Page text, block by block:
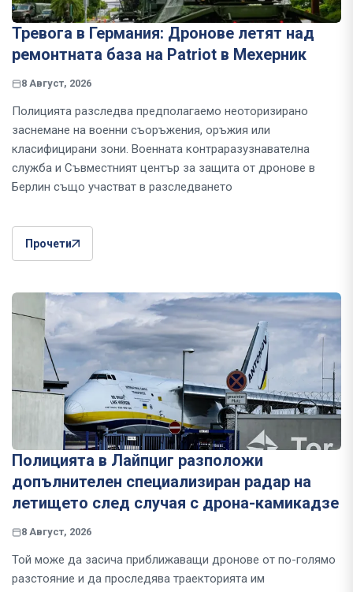
Тревога в Германия: Дронове летят над
ремонтната база на Patriot в Мехерник
8 Август, 2026
Полицията разследва предполагаемо неоторизирано
заснемане на военни съоръжения, оръжия или
класифицирани зони. Военната контраразузнавателна
служба и Съвместният център за защита от дронове в
Берлин също участват в разследването
Прочети
Полицията в Лайпциг разположи
допълнителен специализиран радар на
летището след случая с дрона-камикадзе
8 Август, 2026
Той може да засича приближаващи дронове от по-голямо
разстояние и да проследява траекторията им